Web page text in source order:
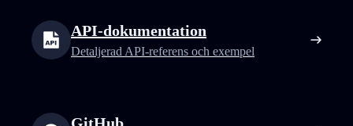
API-dokumentation
Detaljerad API-referens och exempel